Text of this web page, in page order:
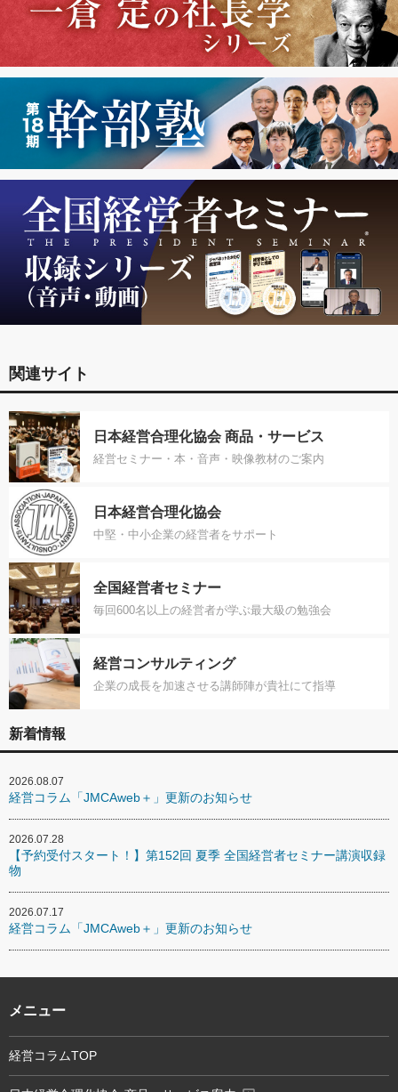
関連サイト
日本経営合理化協会 商品・サービス
経営セミナー・本・音声・映像教材のご案内
日本経営合理化協会
中堅・中小企業の経営者をサポート
全国経営者セミナー
毎回600名以上の経営者が学ぶ最大級の勉強会
経営コンサルティング
企業の成長を加速させる講師陣が貴社にて指導
新着情報
2026.08.07
経営コラム「JMCAweb＋」更新のお知らせ
2026.07.28
【予約受付スタート！】第152回 夏季 全国経営者セミナー講演収録
物
2026.07.17
経営コラム「JMCAweb＋」更新のお知らせ
メニュー
経営コラムTOP